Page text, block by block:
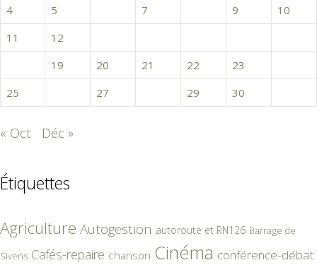
4
5 7 9
10
11
12
19 20 21 22 23
25
27 29 30
« Oct Déc »
Étiquettes
Agriculture Autogestion autoroute et RN126 Barrage de
Sivens Cafés-repaire chanson Cinéma conférence-débat